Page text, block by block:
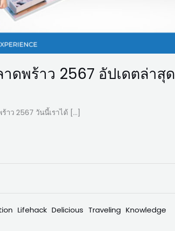
ดพร้าว 2567 อัปเดตล่าสุด
าว 2567 วันนี้เราได้ […]
Lifehack Delicious Traveling Knowledge